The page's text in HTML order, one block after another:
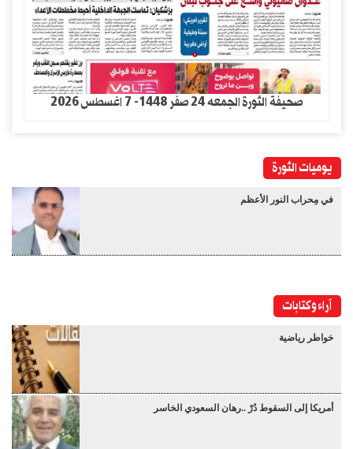
صحيفة الثورة الجمعه 24 صفر 1448- 7 اغسطس 2026
يوميات الثورة
في مِحراب النور الأعظم
آراء وكتابات
خواطر رياضية
أمريكا إلى السقوط دُرْ ..رهان السعودي الخاسر